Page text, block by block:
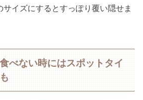
サイズにするとすっぽり覆い隠せま
べない時にはスポットタイ